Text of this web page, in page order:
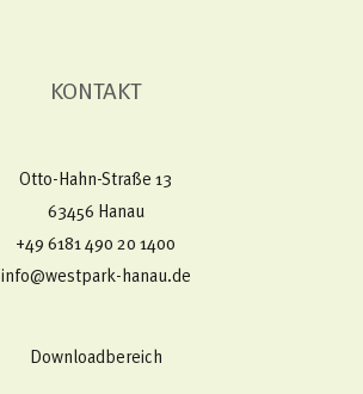
KONTAKT
Otto-Hahn-Straße 13
63456 Hanau
+49 6181 490 20 1400​
info@westpark-hanau.de
Downloadbereich